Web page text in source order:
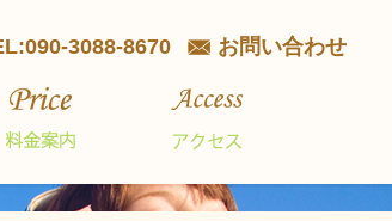
090-3088-8670 お問い合わせ